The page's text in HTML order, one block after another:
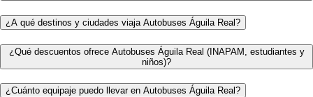
¿A qué destinos y ciudades viaja Autobuses Águila Real?
¿Qué descuentos ofrece Autobuses Águila Real (INAPAM, estudiantes y
niños)?
¿Cuánto equipaje puedo llevar en Autobuses Águila Real?